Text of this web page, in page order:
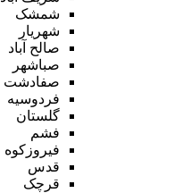
شمشک
شهریار
صالح آباد
صباشهر
صفادشت
فردوسیه
گلستان
فشم
فیروزکوه
قدس
قرچک